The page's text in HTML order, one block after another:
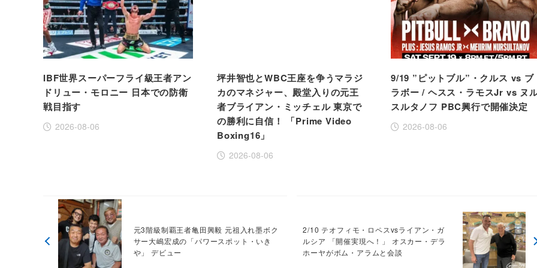
IBF世界スーパーフライ級王者アン
ドリュー・モロニー 日本での防衛
戦目指す
2026-08-06
坪井智也とWBC王座を争うマラジ
カのマネジャー、殿堂入りの元王
者ブライアン・ミッチェル 東京で
の勝利に自信！ 「Prime Video
Boxing16」
2026-08-06
9/19 ”ピットブル”・クルス vs ブ
ラボー / ヘスス・ラモスJr vs ヌ
スルタノフ PBC興行で開催決定
2026-08-06
元3階級制覇王者亀田興毅 元祖入れ墨ボク
サー大嶋宏成の「パワースポット・いき
や」 デビュー
2/10 テオフィモ・ロペスvsライアン・ガ
ルシア 「開催実現へ！」 オスカー・デラ
ホーヤがボム・アラムと会談